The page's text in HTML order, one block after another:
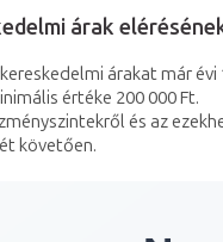
árak
árakat már
értéke 200 000 Ft.
és az
követően.